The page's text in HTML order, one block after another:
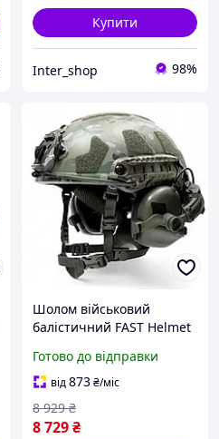
Купити
Inter_shop 98%
Шолом військовий
балістичний FAST Helmet
каска мультикам +
тактичні навушники
Earmor M31 PLUS
Готово до відправки
від873₴/міс
8 729₴
8 929 ₴